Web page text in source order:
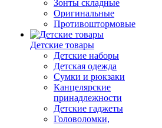
Зонты складные
Оригинальные
Противоштормовые
Детские товары
Детские наборы
Детская одежда
Сумки и рюкзаки
Канцелярские
принадлежности
Детские гаджеты
Головоломки,